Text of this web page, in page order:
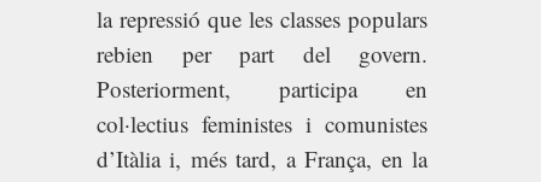
la repressió que les classes populars
rebien per part del govern.
Posteriorment, participa en
col·lectius feministes i comunistes
d’Itàlia i, més tard, a França, en la